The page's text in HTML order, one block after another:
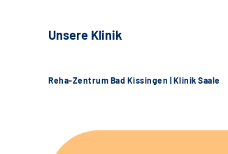
Unsere Klinik
Reha-Zentrum Bad Kissingen | Klinik Saale